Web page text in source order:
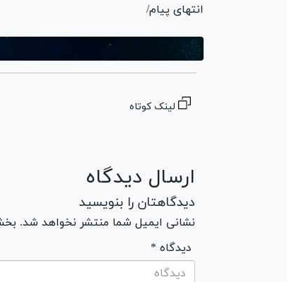
انتهای پیام/
لینک کوتاه
ارسال دیدگاه
دیدگاهتان را بنویسید
نشانی ایمیل شما منتشر نخواهد شد.
* دیدگاه